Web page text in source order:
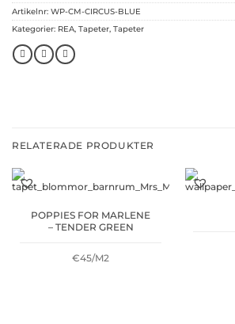
Artikelnr: WP-CM-CIRCUS-BLUE
Kategorier: REA, Tapeter, Tapeter
RELATERADE PRODUKTER
POPPIES FOR MARLENE
– TENDER GREEN
€45/M2